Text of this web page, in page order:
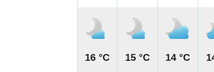
16 °C 15 °C 14 °C